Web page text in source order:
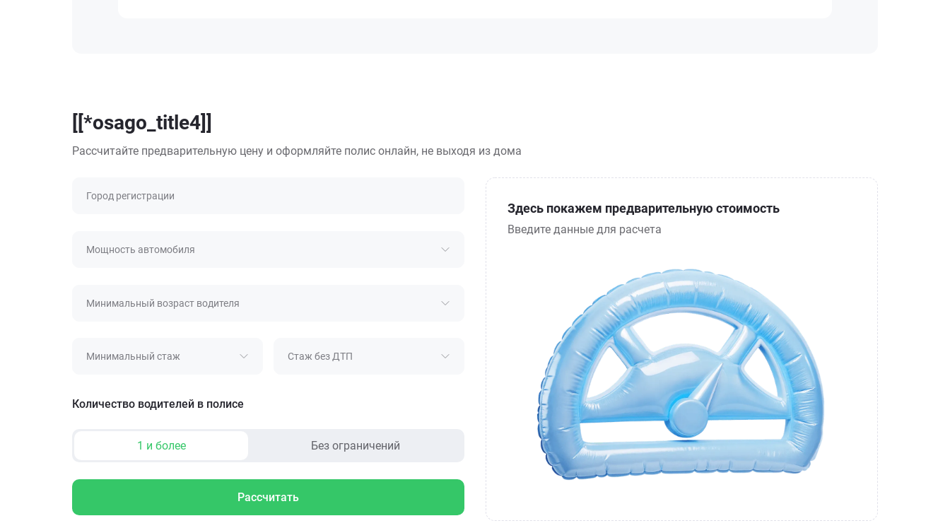
[[*osago_title4]]
Рассчитайте предварительную цену и оформляйте полис онлайн, не выходя из дома
Город регистрации
Мощность автомобиля
Минимальный возраст водителя
Минимальный стаж Стаж без ДТП
Количество водителей в полисе
1 и более Без ограничений
Рассчитать
Здесь покажем предварительную стоимость
Введите данные для расчета